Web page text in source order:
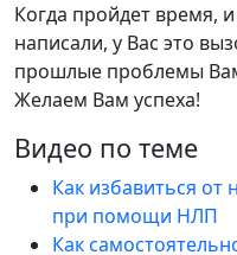
Когда пройдет время,
написали, у Вас это
прошлые проблемы
Желаем Вам успеха!
Видео по теме
Как избавиться
при помощи НЛП
Как